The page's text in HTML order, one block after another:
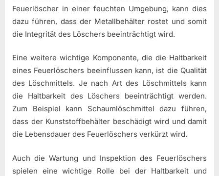
Feuerlöscher in einer feuchten Umgebung, kann dies
dazu führen, dass der Metallbehälter rostet und somit
die Integrität des Löschers beeinträchtigt wird.
Eine weitere wichtige Komponente, die die Haltbarkeit
eines Feuerlöschers beeinflussen kann, ist die Qualität
des Löschmittels. Je nach Art des Löschmittels kann
die Haltbarkeit des Löschers beeinträchtigt werden.
Zum Beispiel kann Schaumlöschmittel dazu führen,
dass der Kunststoffbehälter beschädigt wird und damit
die Lebensdauer des Feuerlöschers verkürzt wird.
Auch die Wartung und Inspektion des Feuerlöschers
spielen eine wichtige Rolle bei der Haltbarkeit und